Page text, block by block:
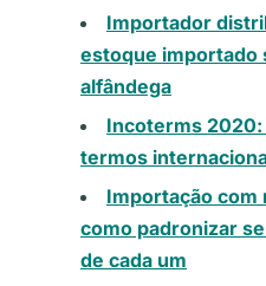
Importador
estoque importado
alfândega
Incoterms
termos
Importação com
como padronizar
de cada um